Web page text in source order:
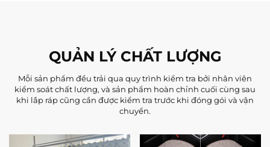
QUẢN LÝ CHẤT LƯỢNG
Mỗi sản phẩm đều trải qua quy trình kiểm tra bởi nhân viên
kiểm soát chất lượng, và sản phẩm hoàn chỉnh cuối cùng sau
khi lắp ráp cũng cần được kiểm tra trước khi đóng gói và vận
chuyển.